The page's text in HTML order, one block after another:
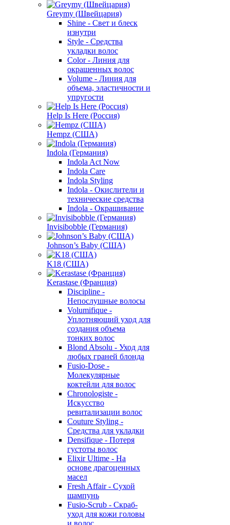
Greymy (Швейцария)
Shine - Свет и блеск
изнутри
Style - Средства
укладки волос
Color - Линия для
окрашенных волос
Volume - Линия для
объема, эластичности и
упругости
Help Is Here (Россия)
Hempz (США)
Indola (Германия)
Indola Act Now
Indola Care
Indola Styling
Indola - Окислители и
технические средства
Indola - Окрашивание
Invisibobble (Германия)
Johnson’s Baby (США)
K18 (США)
Kerastase (Франция)
Discipline -
Непослушные волосы
Volumifique -
Уплотняющий уход для
создания объема
тонких волос
Blond Absolu - Уход для
любых граней блонда
Fusio-Dose -
Молекулярные
коктейли для волос
Chronologiste -
Искусство
ревитализации волос
Couture Styling -
Средства для укладки
Densifique - Потеря
густоты волос
Elixir Ultime - На
основе драгоценных
масел
Fresh Affair - Сухой
шампунь
Fusio-Scrub - Скраб-
уход для кожи головы
и волос